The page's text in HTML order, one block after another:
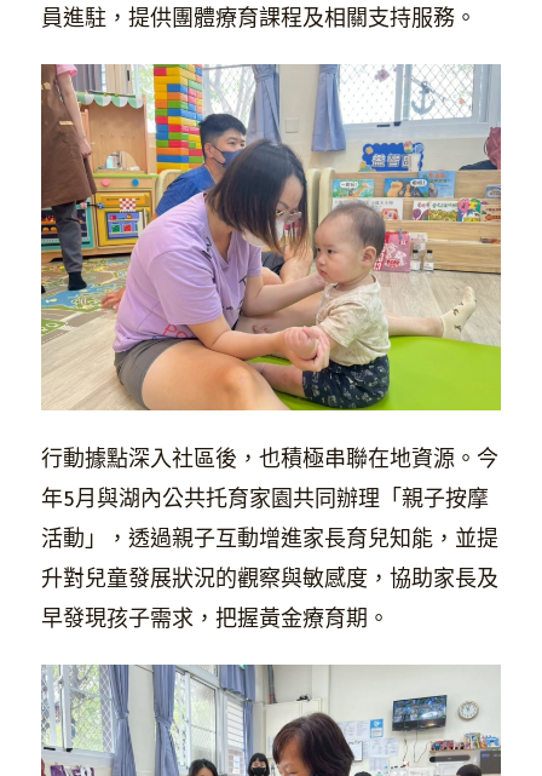
員進駐，提供團體療育課程及相關支持服務。
行動據點深入社區後，也積極串聯在地資源。今
年5月與湖內公共托育家園共同辦理「親子按摩
活動」，透過親子互動增進家長育兒知能，並提
升對兒童發展狀況的觀察與敏感度，協助家長及
早發現孩子需求，把握黃金療育期。